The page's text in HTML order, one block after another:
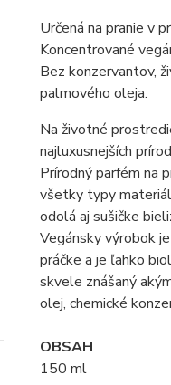
Určená na pranie v
Koncentrované
Bez konzervantov,
palmového oleja.
Na životné
najluxusnejších
Prírodný parfém na
všetky typy
odolá aj sušičke
Vegánsky výrobok
práčke a je ľahko
skvele znášaný
olej, chemické
OBSAH
150 ml